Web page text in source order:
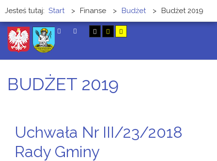
Jesteś tutaj: Start > Finanse > Budżet > Budżet 2019
BUDŻET 2019
Uchwała Nr III/23/2018
Rady Gminy